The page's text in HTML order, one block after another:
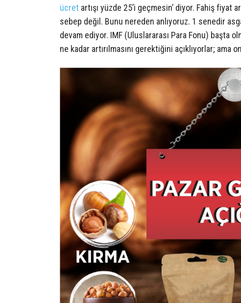
ücret artışı yüzde 25’i geçmesin’ diyor. Fahiş fiyat
sebep değil. Bunu nereden anlıyoruz. 1 senedir
devam ediyor. IMF (Uluslararası Para Fonu) başta
ne kadar artırılmasını gerektiğini açıklıyorlar; ama